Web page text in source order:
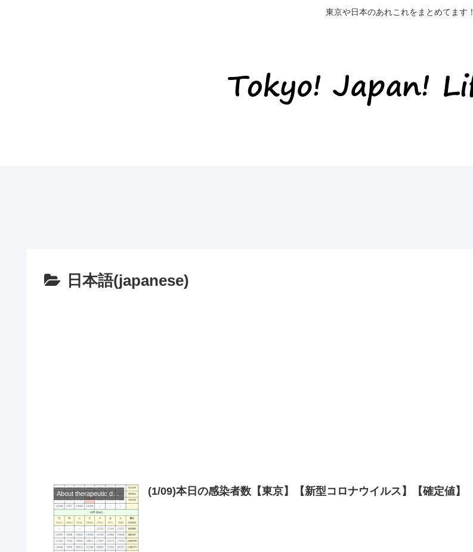
東京や日本のあれこれをまとめてます！
日本語(japanese)
About therapeutic drugs and vaccines (1/09)本日の感染者数【東京】【新型コロナウイルス】【確定値】